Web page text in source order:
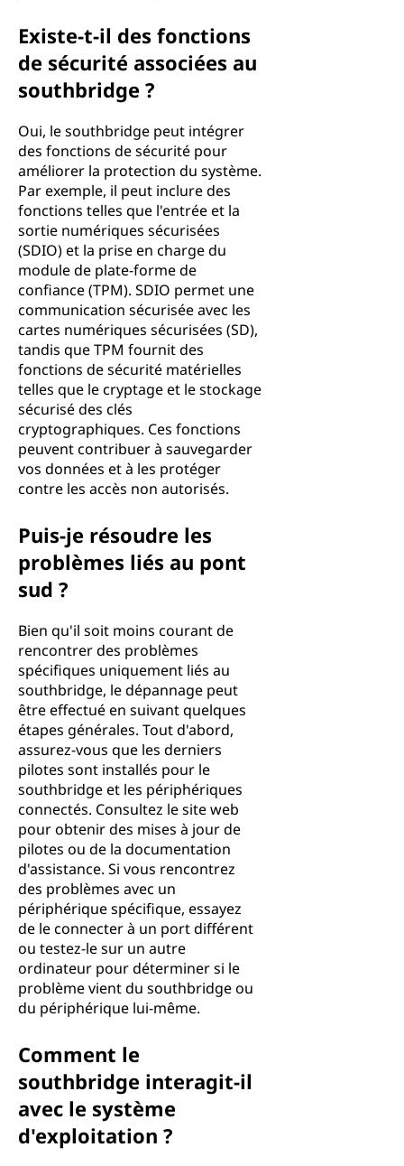
Existe-t-il des fonctions
de sécurité associées au
southbridge ?
Oui, le southbridge peut intégrer
des fonctions de sécurité pour
améliorer la protection du système.
Par exemple, il peut inclure des
fonctions telles que l'entrée et la
sortie numériques sécurisées
(SDIO) et la prise en charge du
module de plate-forme de
confiance (TPM). SDIO permet une
communication sécurisée avec les
cartes numériques sécurisées (SD),
tandis que TPM fournit des
fonctions de sécurité matérielles
telles que le cryptage et le stockage
sécurisé des clés
cryptographiques. Ces fonctions
peuvent contribuer à sauvegarder
vos données et à les protéger
contre les accès non autorisés.
Puis-je résoudre les
problèmes liés au pont
sud ?
Bien qu'il soit moins courant de
rencontrer des problèmes
spécifiques uniquement liés au
southbridge, le dépannage peut
être effectué en suivant quelques
étapes générales. Tout d'abord,
assurez-vous que les derniers
pilotes sont installés pour le
southbridge et les périphériques
connectés. Consultez le site web
pour obtenir des mises à jour de
pilotes ou de la documentation
d'assistance. Si vous rencontrez
des problèmes avec un
périphérique spécifique, essayez
de le connecter à un port différent
ou testez-le sur un autre
ordinateur pour déterminer si le
problème vient du southbridge ou
du périphérique lui-même.
Comment le
southbridge interagit-il
avec le système
d'exploitation ?